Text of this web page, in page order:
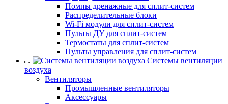
Помпы дренажные для сплит-систем
Распределительные блоки
Wi-Fi модули для сплит-систем
Пульты ДУ для сплит-систем
Термостаты для сплит-систем
Пульты управления для сплит-систем
Системы вентиляции
воздуха
Вентиляторы
Промышленные вентиляторы
Аксессуары